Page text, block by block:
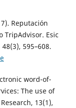
Reputación
TripAdvisor. Esic
595–608.
word-of-
The use of
13(1),